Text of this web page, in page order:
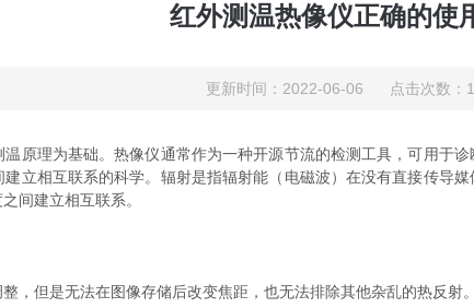
红外测温热像仪正确的使
更新时间：2022-06-06 点击次数：
温原理为基础。热像仪通常作为一种开源节流的检测工具，可用于
立相互联系的科学。辐射是指辐射能（电磁波）在没有直接传导
间建立相互联系。
但是无法在图像存储后改变焦距，也无法排除其他杂乱的热反射